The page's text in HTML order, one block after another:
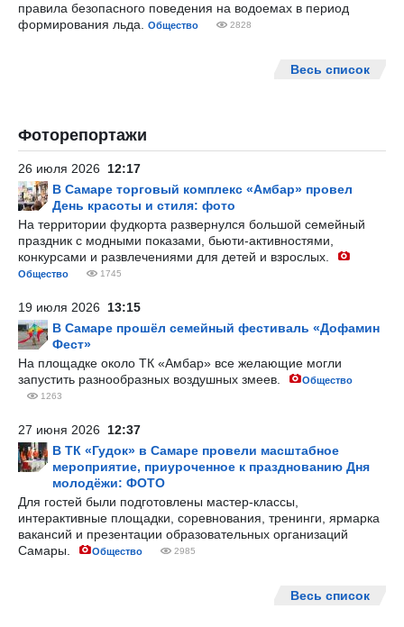
правила безопасного поведения на водоемах в период
формирования льда.
Общество 2828
Весь список
Фоторепортажи
26 июля 2026 12:17
В Самаре торговый комплекс «Амбар» провел
День красоты и стиля: фото
На территории фудкорта развернулся большой семейный
праздник с модными показами, бьюти-активностями,
конкурсами и развлечениями для детей и взрослых.
Общество 1745
19 июля 2026 13:15
В Самаре прошёл семейный фестиваль «Дофамин
Фест»
На площадке около ТК «Амбар» все желающие могли
запустить разнообразных воздушных змеев.
Общество
1263
27 июня 2026 12:37
В ТК «Гудок» в Самаре провели масштабное
мероприятие, приуроченное к празднованию Дня
молодёжи: ФОТО
Для гостей были подготовлены мастер-классы,
интерактивные площадки, соревнования, тренинги, ярмарка
вакансий и презентации образовательных организаций
Самары.
Общество 2985
Весь список